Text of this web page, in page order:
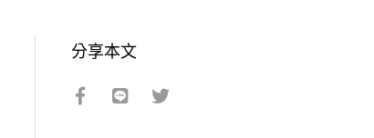
分享本文